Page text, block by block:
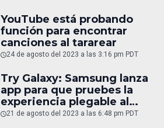
YouTube está probando
función para encontrar
canciones al tararear
24 de agosto del 2023 a las 3:16 pm PDT
Try Galaxy: Samsung lanza
app para que pruebes la
experiencia plegable al
juntar 2 iPhone
21 de agosto del 2023 a las 6:48 pm PDT